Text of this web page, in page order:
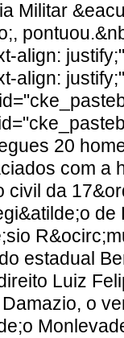
Militar
align:
align:
20
com a
civil da
de
estadual
Luiz
o